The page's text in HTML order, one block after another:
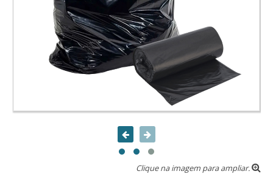
Clique na imagem para ampliar.